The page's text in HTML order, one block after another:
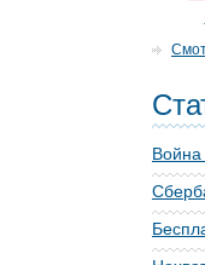
Война